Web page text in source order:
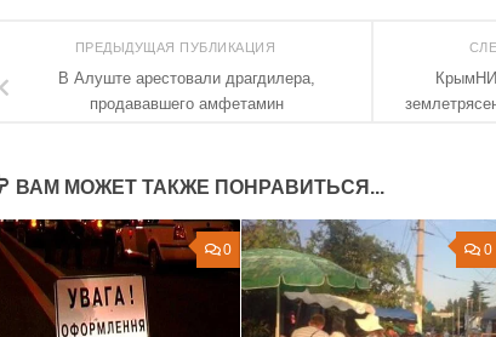
ПРЕДЫДУЩАЯ ПУБЛИКАЦИЯ
В Алуште арестовали драгдилера,
продававшего амфетамин
ВАМ МОЖЕТ ТАКЖЕ ПОНРАВИТЬСЯ...
0 0